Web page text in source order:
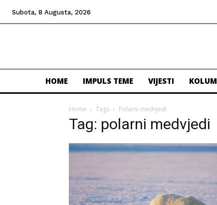
Subota, 8 Augusta, 2026
HOME IMPULS TEME VIJESTI
Home Tags Polarni medvjedi
Tag: polarni medvjedi